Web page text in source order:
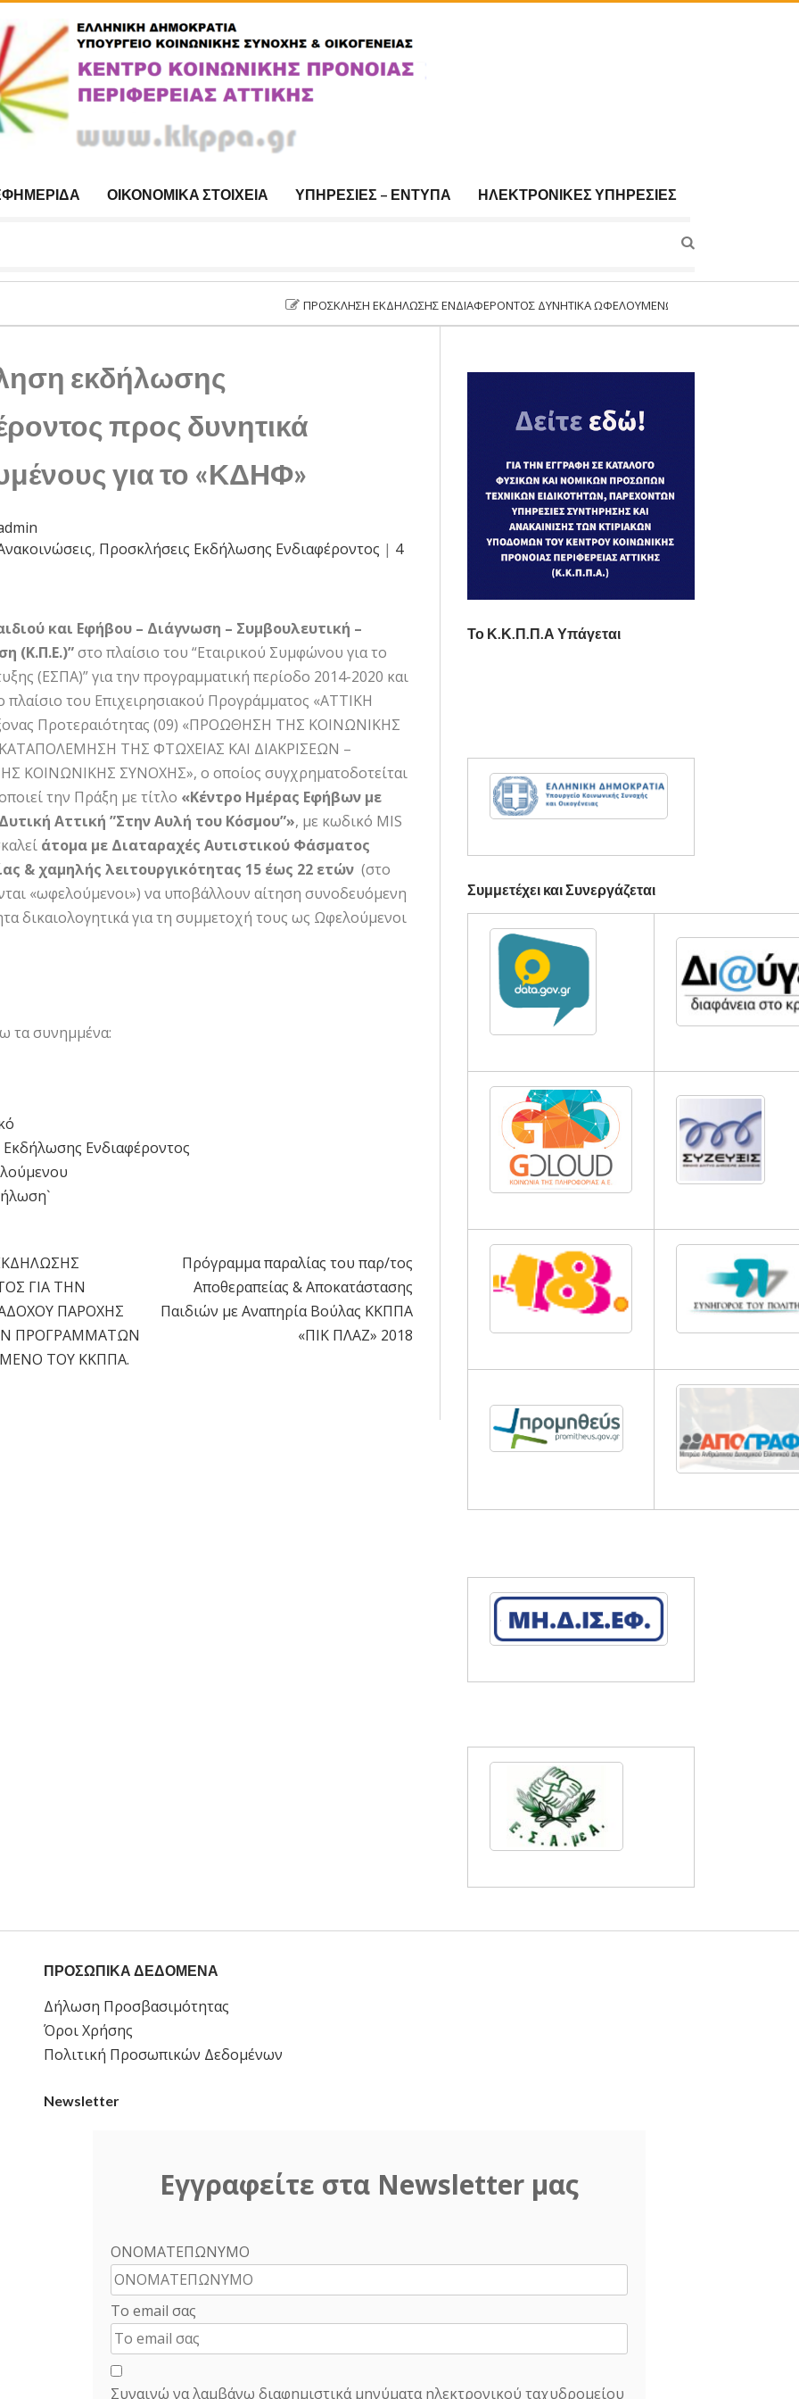
ΟΙΚΟΝΟΜΙΚΆ ΣΤΟΙΧΕΊΑ ΥΠΗΡΕΣΊΕΣ – ΈΝΤΥΠΑ ΗΛΕΚΤΡΟΝΙΚΈΣ ΥΠΗΡΕΣΊΕΣ
ΠΡΌΣΚΛΗΣΗ ΕΚΔΉΛΩΣΗΣ ΕΝΔΙΑΦΈΡΟΝΤΟΣ ΔΥΝΗΤΙΚΆ ΩΦΕΛΟΥΜΈΝΩΝ ΓΙΑ ΣΥΜΜΕΤΟΧΉ ΣΤΟ
εκδήλωσης
προς δυνητικά
για το «ΚΔΗΦ»
, Προσκλήσεις Εκδήλωσης Ενδιαφέροντος | 4
και Εφήβου – Διάγνωση – Συμβουλευτική –
(Κ.Π.Ε.)”στο πλαίσιο του “Εταιρικού Συμφώνου για το
(ΕΣΠΑ)” για την προγραμματική περίοδο 2014-2020 και
πλαίσιο του Επιχειρησιακού Προγράμματος «ΑΤΤΙΚΗ
Προτεραιότητας (09) «ΠΡΟΩΘΗΣΗ ΤΗΣ ΚΟΙΝΩΝΙΚΗΣ
ΤΗΣ ΦΤΩΧΕΙΑΣ ΚΑΙ ΔΙΑΚΡΙΣΕΩΝ –
ΚΟΙΝΩΝΙΚΗΣ ΣΥΝΟΧΗΣ», ο οποίος συγχρηματοδοτείται
την Πράξη με τίτλο «Κέντρο Ημέρας Εφήβων με
Αττική ”Στην Αυλή του Κόσμου”», με κωδικό MIS
άτομα με Διαταραχές Αυτιστικού Φάσματος
& χαμηλής λειτουργικότητας 15 έως 22 ετών (στο
«ωφελούμενοι») να υποβάλλουν αίτηση συνοδευόμενη
δικαιολογητικά για τη συμμετοχή τους ως Ωφελούμενοι
τα συνημμένα:
Ενδιαφέροντος
ΓΙΑ ΤΗΝ
ΠΑΡΟΧΗΣ
ΠΡΟΓΡΑΜΜΑΤΩΝ
ΤΟΥ ΚΚΠΠΑ.
Πρόγραμμα παραλίας του παρ/τος
Αποθεραπείας & Αποκατάστασης
Παιδιών με Αναπηρία Βούλας ΚΚΠΠΑ
«ΠΙΚ ΠΛΑΖ» 2018
Το Κ.Κ.Π.Π.Α Υπάγεται
Συμμετέχει και Συνεργάζεται
ΠΡΟΣΩΠΙΚΑ ΔΕΔΟΜΕΝΑ
Δήλωση Προσβασιμότητας
Όροι Χρήσης
Πολιτική Προσωπικών Δεδομένων
Newsletter
Εγγραφείτε στα Newsletter μας
ΟΝΟΜΑΤΕΠΩΝΥΜΟ
Το email σας
Συναινώ να λαμβάνω διαφημιστικά μηνύματα ηλεκτρονικού ταχυδρομείου